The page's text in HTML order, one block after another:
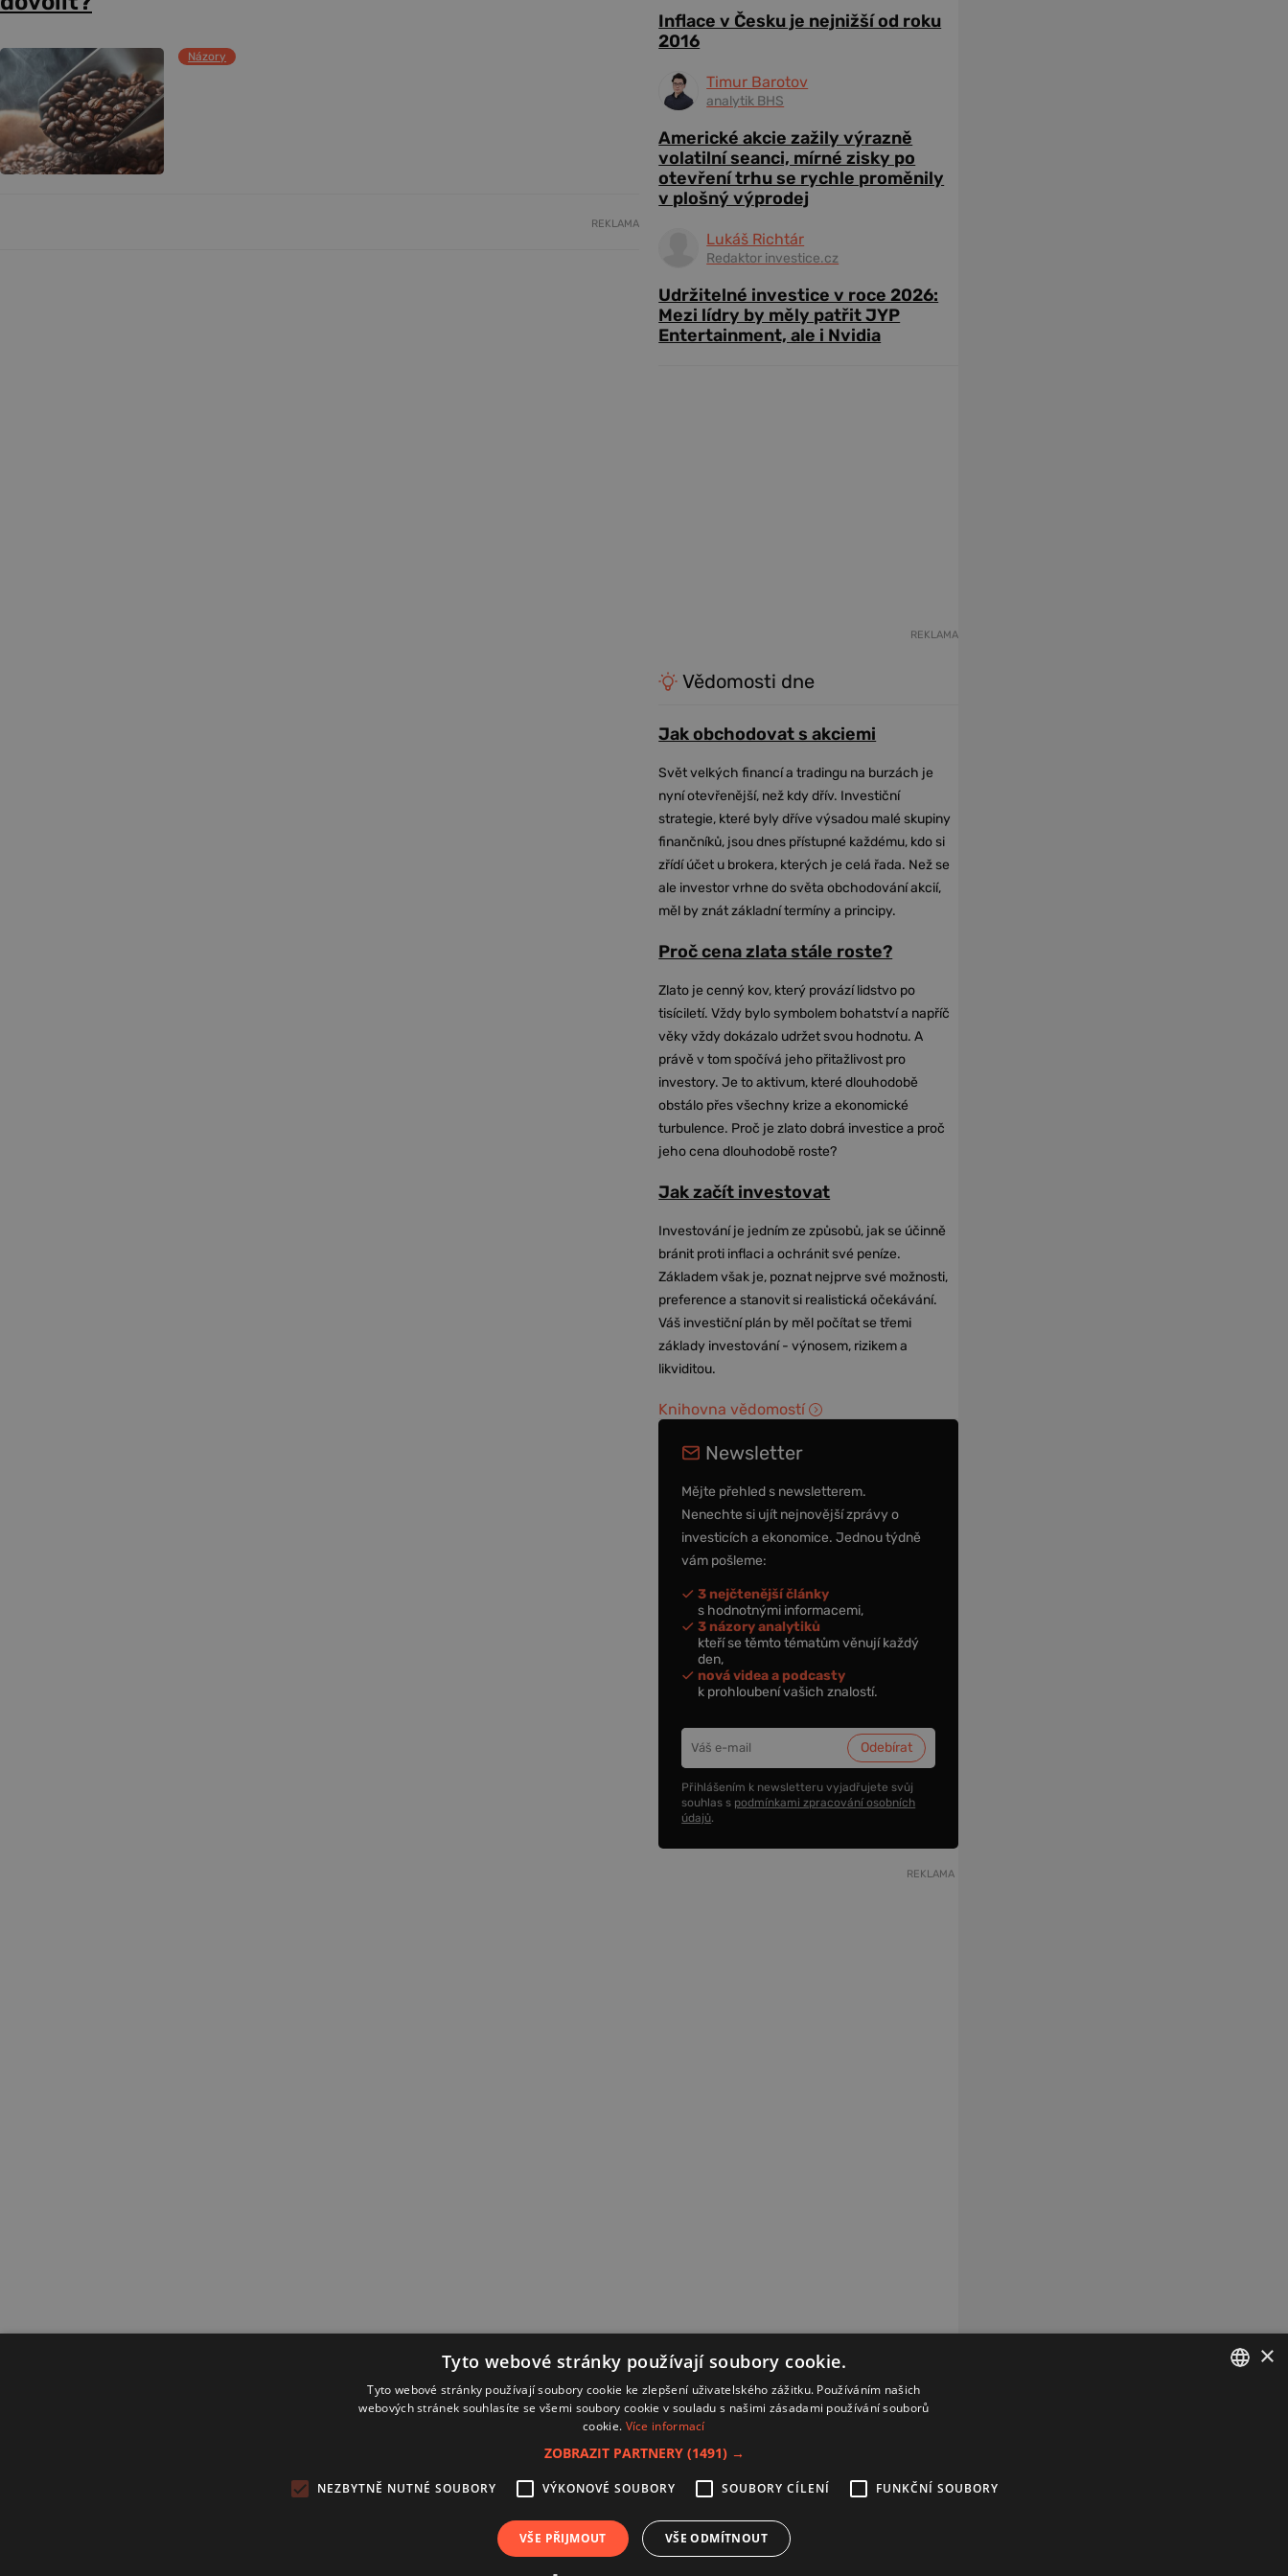
Názory
REKLAMA
Inflace v Česku je nejnižší od roku
2016
Timur Barotov
analytik BHS
Americké akcie zažily výrazně
volatilní seanci, mírné zisky po
otevření trhu se rychle proměnily
v plošný výprodej
Lukáš Richtár
Redaktor investice.cz
Udržitelné investice v roce 2026:
Mezi lídry by měly patřit JYP
Entertainment, ale i Nvidia
REKLAMA
Vědomosti dne
Jak obchodovat s akciemi
Svět velkých financí a tradingu na burzách je
nyní otevřenější, než kdy dřív. Investiční
strategie, které byly dříve výsadou malé skupiny
finančníků, jsou dnes přístupné každému, kdo si
zřídí účet u brokera, kterých je celá řada. Než se
ale investor vrhne do světa obchodování akcií,
měl by znát základní termíny a principy.
Proč cena zlata stále roste?
Zlato je cenný kov, který provází lidstvo po
tisíciletí. Vždy bylo symbolem bohatství a napříč
věky vždy dokázalo udržet svou hodnotu. A
právě v tom spočívá jeho přitažlivost pro
investory. Je to aktivum, které dlouhodobě
obstálo přes všechny krize a ekonomické
turbulence. Proč je zlato dobrá investice a proč
jeho cena dlouhodobě roste?
Jak začít investovat
Investování je jedním ze způsobů, jak se účinně
bránit proti inflaci a ochránit své peníze.
Základem však je, poznat nejprve své možnosti,
preference a stanovit si realistická očekávání.
Váš investiční plán by měl počítat se třemi
základy investování - výnosem, rizikem a
likviditou.
Knihovna vědomostí
Newsletter
Mějte přehled s newsletterem.
Nenechte si ujít nejnovější zprávy o
investicích a ekonomice. Jednou týdně
vám pošleme:
3 nejčtenější články
s hodnotnými informacemi,
3 názory analytiků
kteří se těmto tématům věnují každý
den,
nová videa a podcasty
k prohloubení vašich znalostí.
Přihlášením k newsletteru vyjadřujete svůj
souhlas s podmínkami zpracování osobních
údajů.
REKLAMA
Kontakt
Zásady používání souborů cookies
Zpracování osobních údajů
×
Tyto webové stránky používají soubory cookie.
Tyto webové stránky používají soubory cookie ke zlepšení uživatelského zážitku. Používáním našich
webových stránek souhlasíte se všemi soubory cookie v souladu s našimi zásadami používání souborů
cookie. Více informací
ZOBRAZIT PARTNERY (1491) →
NEZBYTNĚ NUTNÉ SOUBORY VÝKONOVÉ SOUBORY SOUBORY CÍLENÍ FUNKČNÍ SOUBORY
VŠE PŘIJMOUT VŠE ODMÍTNOUT